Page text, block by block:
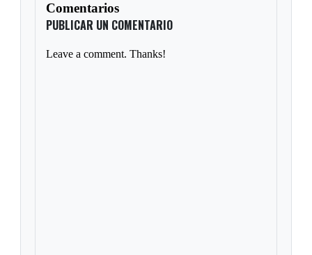
Comentarios
PUBLICAR UN COMENTARIO
Leave a comment. Thanks!